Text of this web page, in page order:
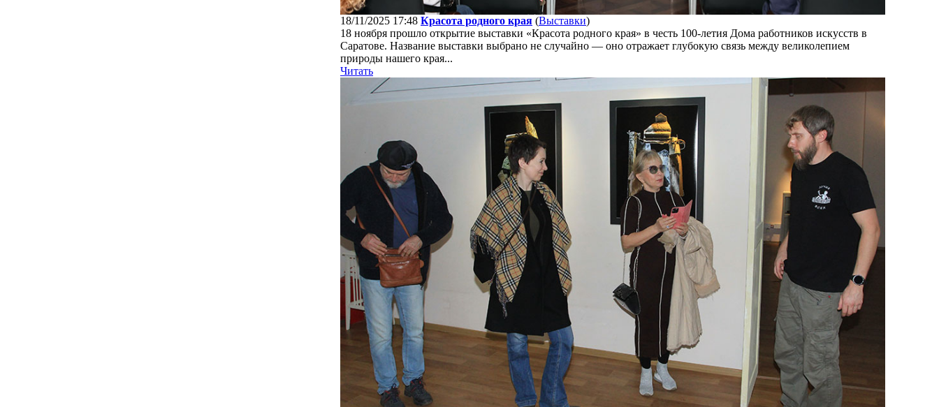
18/11/2025 17:48 Красота родного края (Выставки)
18 ноября прошло открытие выставки «Красота родного края» в честь 100-летия Дома работников искусств в
Саратове. Название выставки выбрано не случайно — оно отражает глубокую связь между великолепием
природы нашего края...
Читать